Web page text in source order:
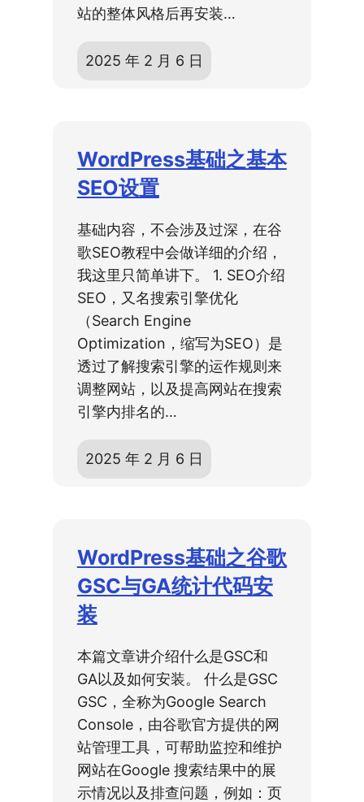
站的整体风格后再安装…
2025 年 2 月 6 日
WordPress基础之基本
SEO设置
基础内容，不会涉及过深，在谷
歌SEO教程中会做详细的介绍，
我这里只简单讲下。 1. SEO介绍
SEO，又名搜索引擎优化
（Search Engine
Optimization，缩写为SEO）是
透过了解搜索引擎的运作规则来
调整网站，以及提高网站在搜索
引擎内排名的…
2025 年 2 月 6 日
WordPress基础之谷歌
GSC与GA统计代码安
装
本篇文章讲介绍什么是GSC和
GA以及如何安装。 什么是GSC
GSC，全称为Google Search
Console，由谷歌官方提供的网
站管理工具，可帮助监控和维护
网站在Google 搜索结果中的展
示情况以及排查问题，例如：页